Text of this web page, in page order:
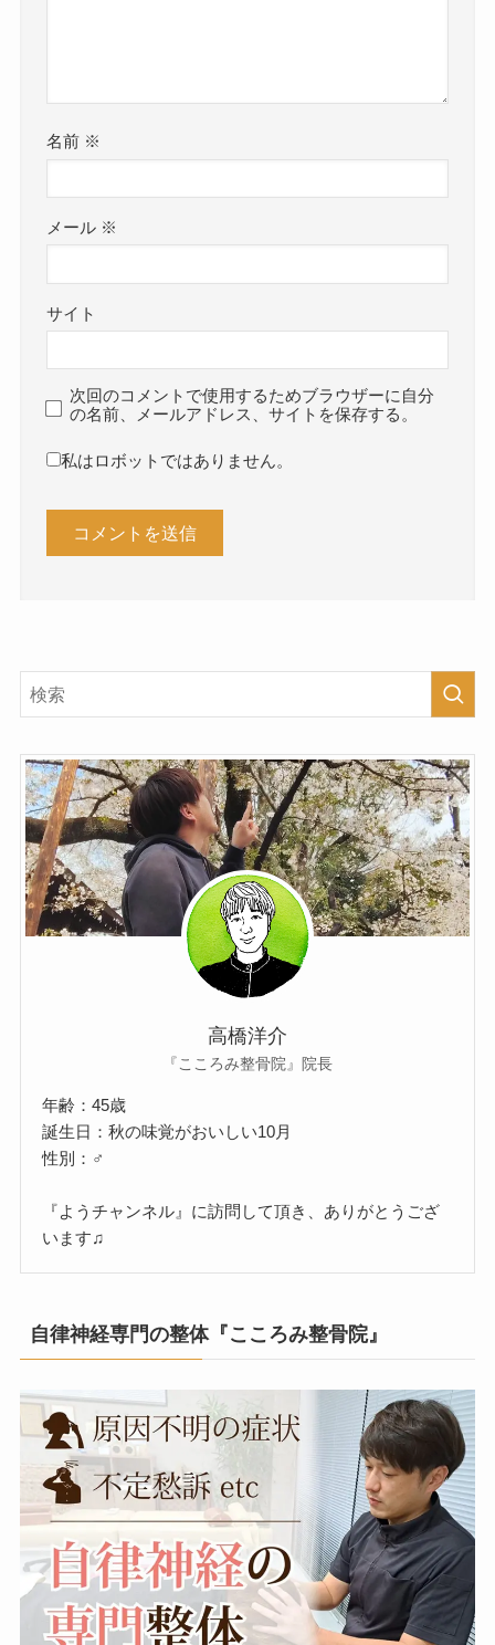
名前 ※
メール ※
サイト
次回のコメントで使用するためブラウザーに自分
の名前、メールアドレス、サイトを保存する。
私はロボットではありません。
高橋洋介
『こころみ整骨院』院長
年齢：45歳
誕生日：秋の味覚がおいしい10月
性別：♂
『ようチャンネル』に訪問して頂き、ありがとうござ
います♫
自律神経専門の整体『こころみ整骨院』